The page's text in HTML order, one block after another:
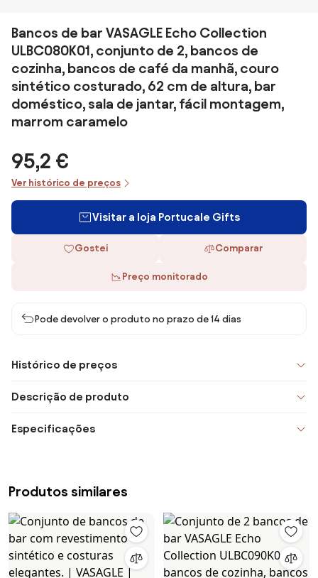
Bancos de bar VASAGLE Echo Collection
ULBC080K01, conjunto de 2, bancos de
cozinha, bancos de café da manhã, couro
sintético costurado, 62 cm de altura, bar
doméstico, sala de jantar, fácil montagem,
marrom caramelo
95,2 €
Ver histórico de preços
Visitar a loja Portucale Gifts
Gostei Comparar
Preço monitorado
Pode devolver o produto no prazo de 14 dias
Histórico de preços
Descrição de produto
Especificações
Produtos similares